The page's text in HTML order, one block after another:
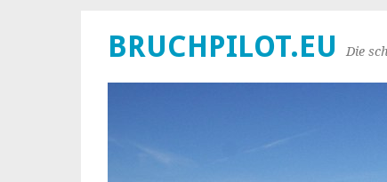
BRUCHPILOT.EU Die